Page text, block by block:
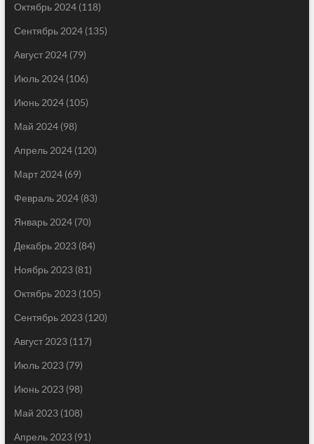
Октябрь 2024(118)
Сентябрь 2024(135)
Август 2024(79)
Июль 2024(106)
Июнь 2024(105)
Май 2024(98)
Апрель 2024(120)
Март 2024(69)
Февраль 2024(83)
Январь 2024(70)
Декабрь 2023(84)
Ноябрь 2023(81)
Октябрь 2023(105)
Сентябрь 2023(120)
Август 2023(117)
Июль 2023(79)
Июнь 2023(98)
Май 2023(108)
Апрель 2023(91)